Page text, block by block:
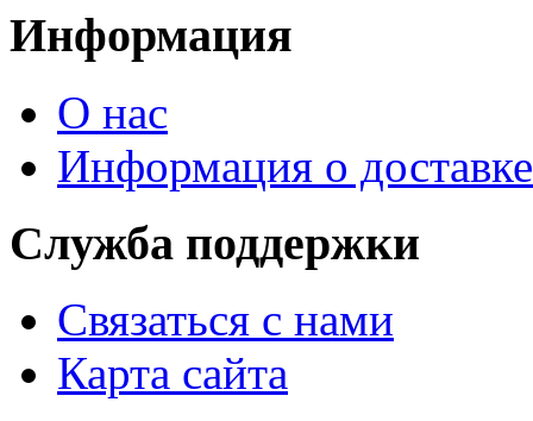
Информация
О нас
Информация о доставке
Служба поддержки
Связаться с нами
Карта сайта